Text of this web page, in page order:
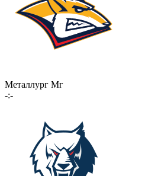
Металлург Мг
-:-